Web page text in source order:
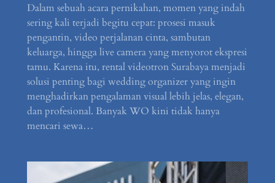
Dalam sebuah acara pernikahan, momen yang indah
sering kali terjadi begitu cepat: prosesi masuk
pengantin, video perjalanan cinta, sambutan
keluarga, hingga live camera yang menyorot ekspresi
tamu. Karena itu, rental videotron Surabaya menjadi
solusi penting bagi wedding organizer yang ingin
menghadirkan pengalaman visual lebih jelas, elegan,
dan profesional. Banyak WO kini tidak hanya
mencari sewa…